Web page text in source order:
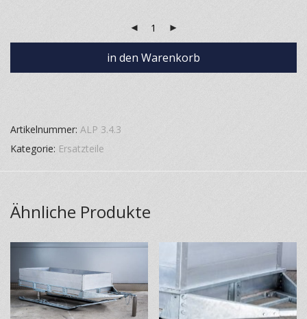
in den Warenkorb
Artikelnummer: ALP 3.4.3
Kategorie: Ersatzteile
Ähnliche Produkte